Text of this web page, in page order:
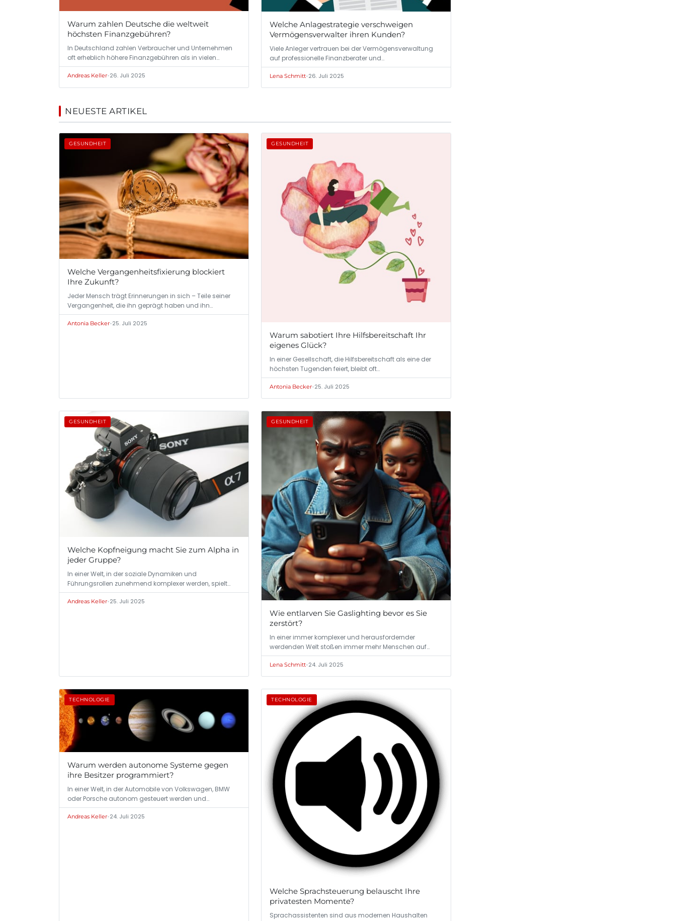
Warum zahlen Deutsche die weltweit
höchsten Finanzgebühren?
In Deutschland zahlen Verbraucher und Unternehmen
oft erheblich höhere Finanzgebühren als in vielen…
Andreas Keller•26. Juli 2025
Welche Anlagestrategie verschweigen
Vermögensverwalter ihren Kunden?
Viele Anleger vertrauen bei der Vermögensverwaltung
auf professionelle Finanzberater und…
Lena Schmitt•26. Juli 2025
NEUESTE ARTIKEL
GESUNDHEIT
Welche Vergangenheitsfixierung blockiert
Ihre Zukunft?
Jeder Mensch trägt Erinnerungen in sich – Teile seiner
Vergangenheit, die ihn geprägt haben und ihn…
Antonia Becker•25. Juli 2025
GESUNDHEIT
Warum sabotiert Ihre Hilfsbereitschaft Ihr
eigenes Glück?
In einer Gesellschaft, die Hilfsbereitschaft als eine der
höchsten Tugenden feiert, bleibt oft…
Antonia Becker•25. Juli 2025
GESUNDHEIT
Welche Kopfneigung macht Sie zum Alpha in
jeder Gruppe?
In einer Welt, in der soziale Dynamiken und
Führungsrollen zunehmend komplexer werden, spielt
die…
Andreas Keller•25. Juli 2025
GESUNDHEIT
Wie entlarven Sie Gaslighting bevor es Sie
zerstört?
In einer immer komplexer und herausfordernder
werdenden Welt stoßen immer mehr Menschen auf
subtile…
Lena Schmitt•24. Juli 2025
TECHNOLOGIE
Warum werden autonome Systeme gegen
ihre Besitzer programmiert?
In einer Welt, in der Automobile von Volkswagen, BMW
oder Porsche autonom gesteuert werden und…
Andreas Keller•24. Juli 2025
TECHNOLOGIE
Welche Sprachsteuerung belauscht Ihre
privatesten Momente?
Sprachassistenten sind aus modernen Haushalten